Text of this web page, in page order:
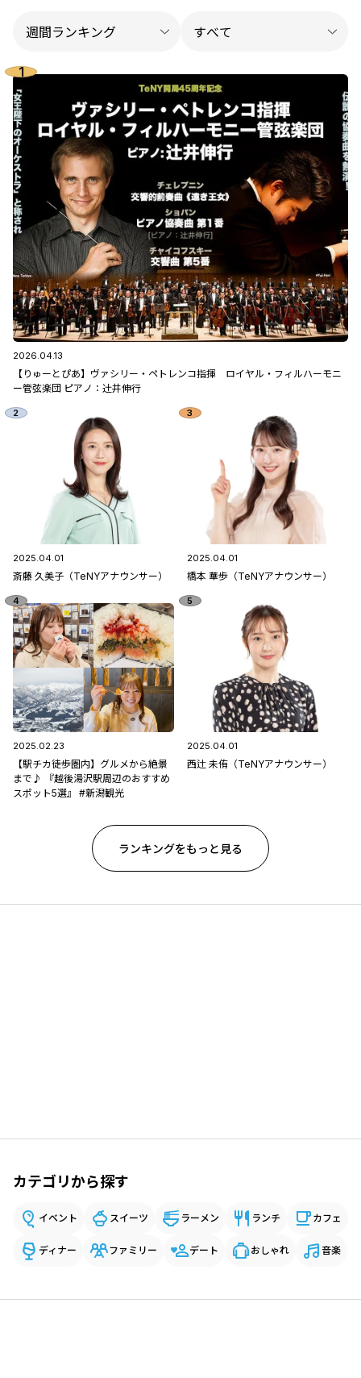
2026.04.13
【りゅーとぴあ】ヴァシリー・ペトレンコ指揮 ロイヤル・フィルハーモニ
ー管弦楽団 ピアノ：辻󠄀井伸行
2025.04.01
斎藤 久美子（TeNYアナウンサー）
2025.04.01
橋本 華歩（TeNYアナウンサー）
2025.02.23
【駅チカ徒歩圏内】グルメから絶景
まで♪ 『越後湯沢駅周辺のおすすめ
スポット5選』 #新潟観光
2025.04.01
西辻 未侑（TeNYアナウンサー）
ランキングをもっと見る
カテゴリから探す
イベント スイーツ ラーメン ランチ カフェ
ディナー ファミリー デート おしゃれ 音楽